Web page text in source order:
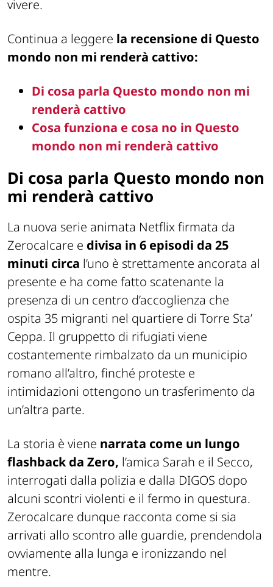
vivere.
Continua a leggere la recensione di Questo
mondo non mi renderà cattivo:
Di cosa parla Questo mondo non mi
renderà cattivo
Cosa funziona e cosa no in Questo
mondo non mi renderà cattivo
Di cosa parla Questo mondo non
mi renderà cattivo
La nuova serie animata Netflix firmata da
Zerocalcare e divisa in 6 episodi da 25
minuti circa l’uno è strettamente ancorata al
presente e ha come fatto scatenante la
presenza di un centro d’accoglienza che
ospita 35 migranti nel quartiere di Torre Sta’
Ceppa. Il gruppetto di rifugiati viene
costantemente rimbalzato da un municipio
romano all’altro, finché proteste e
intimidazioni ottengono un trasferimento da
un’altra parte.
La storia è viene narrata come un lungo
flashback da Zero, l’amica Sarah e il Secco,
interrogati dalla polizia e dalla DIGOS dopo
alcuni scontri violenti e il fermo in questura.
Zerocalcare dunque racconta come si sia
arrivati allo scontro alle guardie, prendendola
ovviamente alla lunga e ironizzando nel
mentre.